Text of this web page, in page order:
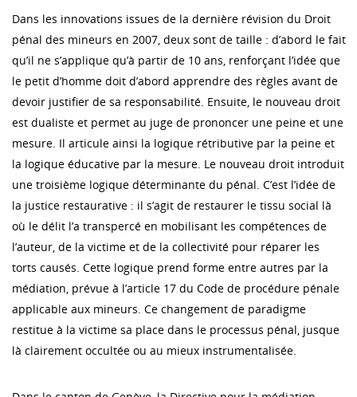
Dans les innovations issues de la dernière révision du Droit
pénal des mineurs en 2007, deux sont de taille : d’abord le fait
qu’il ne s’applique qu’à partir de 10 ans, renforçant l’idée que
le petit d’homme doit d’abord apprendre des règles avant de
devoir justifier de sa responsabilité. Ensuite, le nouveau droit
est dualiste et permet au juge de prononcer une peine et une
mesure. Il articule ainsi la logique rétributive par la peine et
la logique éducative par la mesure. Le nouveau droit introduit
une troisième logique déterminante du pénal. C’est l’idée de
la justice restaurative : il s’agit de restaurer le tissu social là
où le délit l’a transpercé en mobilisant les compétences de
l’auteur, de la victime et de la collectivité pour réparer les
torts causés. Cette logique prend forme entre autres par la
médiation, prévue à l’article 17 du Code de procédure pénale
applicable aux mineurs. Ce changement de paradigme
restitue à la victime sa place dans le processus pénal, jusque
là clairement occultée ou au mieux instrumentalisée.